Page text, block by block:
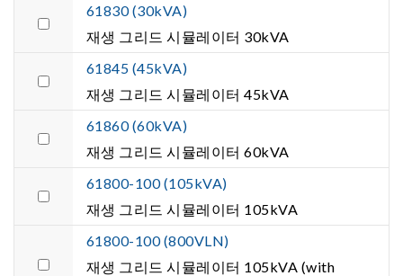
61830 (30kVA)
재생 그리드 시뮬레이터 30kVA
61845 (45kVA)
재생 그리드 시뮬레이터 45kVA
61860 (60kVA)
재생 그리드 시뮬레이터 60kVA
61800-100 (105kVA)
재생 그리드 시뮬레이터 105kVA
61800-100 (800VLN)
재생 그리드 시뮬레이터 105kVA (with